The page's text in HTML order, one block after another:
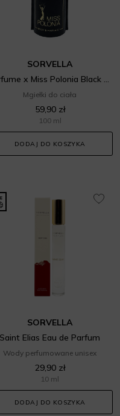
SORVELLA
Perfume x Miss Polonia Black Swan
Mgiełki do ciała
59,90 zł
100 ml
DODAJ DO KOSZYKA
SORVELLA
Saint Elias Eau de Parfum
Wody perfumowane unisex
29,90 zł
10 ml
DODAJ DO KOSZYKA